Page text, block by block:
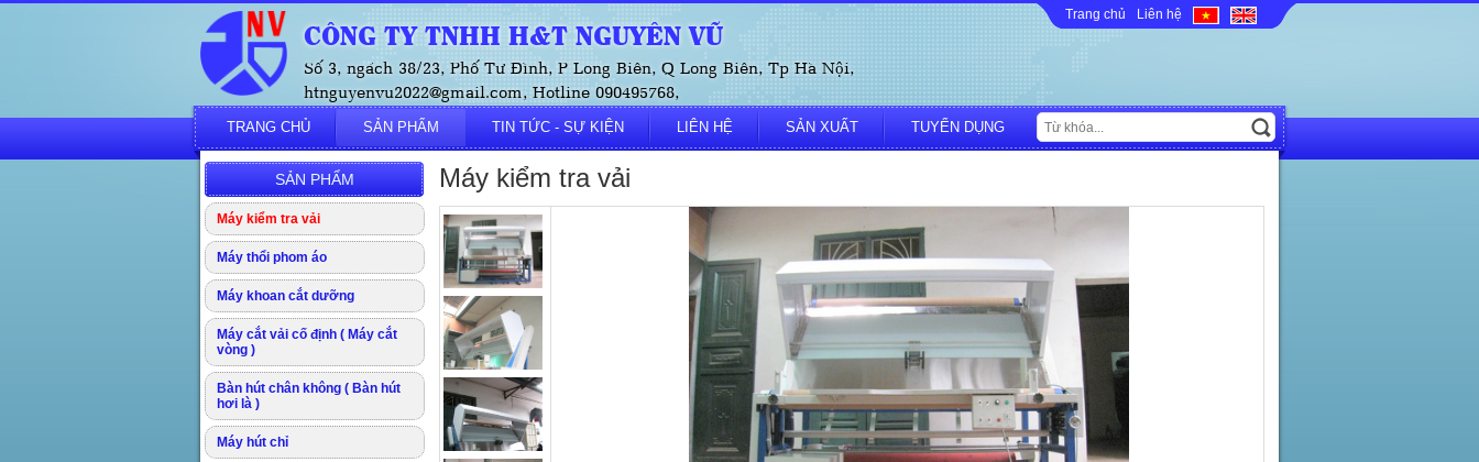
CÔNG TY TNHH H&T NGUYÊN VŨ
Số 3, ngách 38/23, Phố Tư Đình, P Long Biên, Q Long Biên, Tp Hà Nội,
htnguyenvu2022@gmail.com, Hotline 090495768,
Trang chủ Liên hệ
TRANG CHỦ SẢN PHẨM TIN TỨC - SỰ KIỆN LIÊN HỆ SẢN XUẤT TUYỂN DỤNG
SẢN PHẨM
Máy kiểm tra vải
Máy thổi phom áo
Máy khoan cắt dưỡng
Máy cắt vải cố định ( Máy cắt
vòng )
Bàn hút chân không ( Bàn hút
hơi là )
Máy hút chỉ
Máy kiểm tra vải